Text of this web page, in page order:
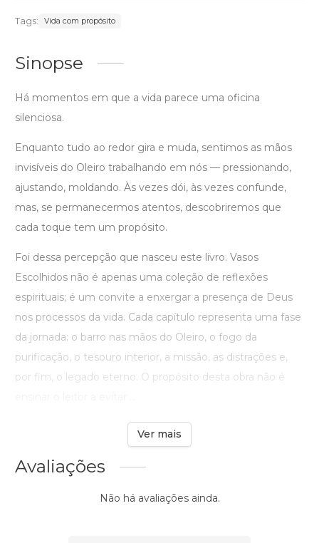
Tags: Vida com propósito
Sinopse
Há momentos em que a vida parece uma oficina
silenciosa.
Enquanto tudo ao redor gira e muda, sentimos as mãos
invisíveis do Oleiro trabalhando em nós — pressionando,
ajustando, moldando. Às vezes dói, às vezes confunde,
mas, se permanecermos atentos, descobriremos que
cada toque tem um propósito.
Foi dessa percepção que nasceu este livro. Vasos
Escolhidos não é apenas uma coleção de reflexões
espirituais; é um convite a enxergar a presença de Deus
nos processos da vida. Cada capítulo representa uma fase
da jornada: o barro nas mãos do Oleiro, o fogo da
purificação, o tesouro interior, a missão, as distrações e,
por fim, o legado eterno. O propósito desta obra não é
Ver mais
Avaliações
Não há avaliações ainda.